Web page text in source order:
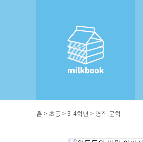
홈 > 초등 > 3-4학년 > 명작,문학